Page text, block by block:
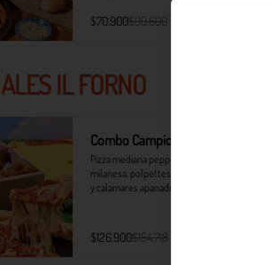
$70.900$99.600
IL FORNO
Combo Campioni
Pizza mediana pepperoni, panini de
milanesa, polpettes crocantes, camarones
y calamares apanados, papas monterojo y
$126.900$154.718